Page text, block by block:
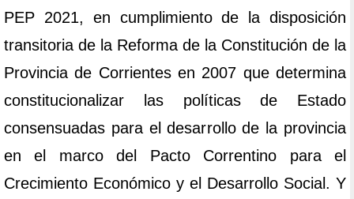
PEP 2021, en cumplimiento de la disposición
transitoria de la Reforma de la Constitución de la
Provincia de Corrientes en 2007 que determina
constitucionalizar las políticas de Estado
consensuadas para el desarrollo de la provincia
en el marco del Pacto Correntino para el
Crecimiento Económico y el Desarrollo Social. Y